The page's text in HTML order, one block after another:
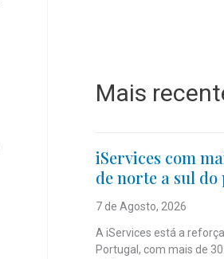
Mais
iServices com
de norte a sul do
7 de Agosto, 2026
A iServices está a
Portugal, com mais de